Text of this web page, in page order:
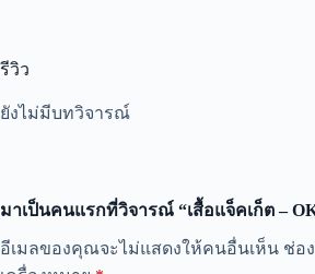
รีวิว
ยังไม่มีบทวิจารณ์
มาเป็นคนแรกที่วิจารณ์ “เสื้อแจ็คเก็ต –
อีเมลของคุณจะไม่แสดงให้คนอื่นเห็น ช่อ
A